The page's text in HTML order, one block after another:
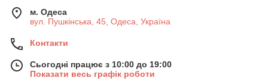
м. Одеса
вул. Пушкінська, 45, Одеса, Україна
Контакти
Сьогодні працює з 10:00 до 19:00
Показати весь графік роботи